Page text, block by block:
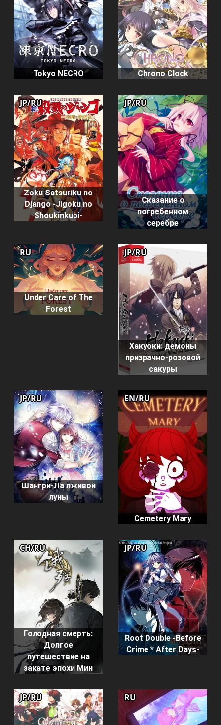
Tokyo NECRO Chrono Clock
Zoku Satsuriku no
Django -Jigoku no
Shoukinkubi-
JP/RU
Сказание о
погребенном
серебре
JP/RU
Under Care of The
Forest
RU
Хакуоки: демоны
призрачно-розовой
сакуры
JP/RU
Шангри-Ла лживой
луны
JP/RU
Cemetery Mary
EN/RU
Голодная смерть:
Долгое
путешествие на
закате эпохи Мин
CH/RU
Root Double -Before
Crime * After Days-
JP/RU
JP/RU RU